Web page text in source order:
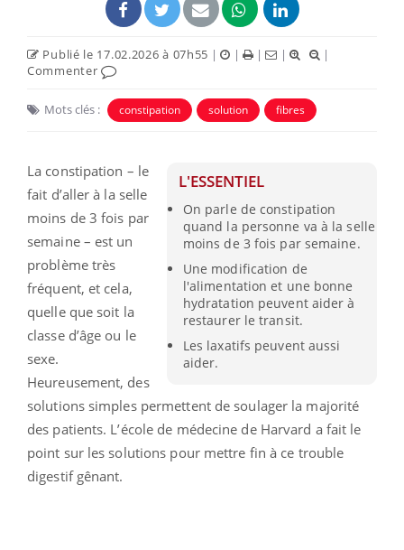
Publié le 17.02.2026 à 07h55 | | | |
|
Commenter
Mots clés : constipation solution fibres
L'ESSENTIEL
On parle de constipation
quand la personne va à la selle
moins de 3 fois par semaine.
Une modification de
l'alimentation et une bonne
hydratation peuvent aider à
restaurer le transit.
Les laxatifs peuvent aussi
aider.
La constipation – le
fait d’aller à la selle
moins de 3 fois par
semaine – est un
problème très
fréquent, et cela,
quelle que soit la
classe d’âge ou le
sexe.
Heureusement, des
solutions simples permettent de soulager la majorité
des patients. L’école de médecine de Harvard a fait le
point sur les solutions pour mettre fin à ce trouble
digestif gênant.